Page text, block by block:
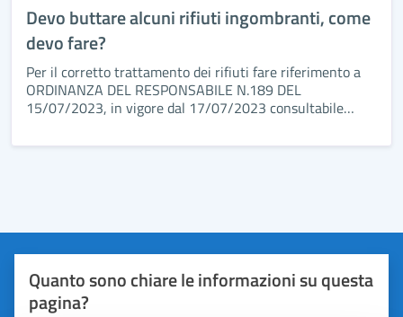
Devo buttare alcuni rifiuti ingombranti, come
devo fare?
Per il corretto trattamento dei rifiuti fare riferimento a
ORDINANZA DEL RESPONSABILE N.189 DEL
15/07/2023, in vigore dal 17/07/2023 consultabile
della Sezione Atti presente in Articoli Tematici alla voce
Quanto sono chiare le informazioni su questa
pagina?